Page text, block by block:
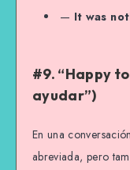
— It was
#9. “Happy
ayudar”)
En una
abreviada, pero